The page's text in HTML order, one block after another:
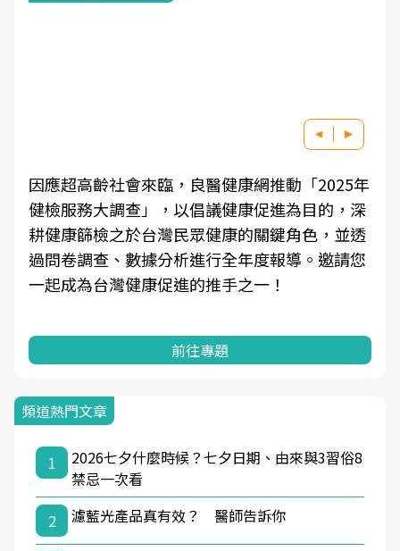
因應超高齡社會來臨，良醫健康網推動「2025年
健檢服務大調查」，以倡議健康促進為目的，深
耕健康篩檢之於台灣民眾健康的關鍵角色，並透
過問卷調查、數據分析進行全年度報導。邀請您
一起成為台灣健康促進的推手之一！
前往專題
頻道熱門文章
1
2026七夕什麼時候？七夕日期、由來與3習俗8
禁忌一次看
2
濾藍光產品真有效？ 醫師告訴你